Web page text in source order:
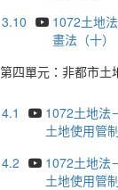
3.10
1072土地
畫法（十）
第四單元：非都市土
4.1
1072土地法
土地使用管
4.2
1072土地法
土地使用管